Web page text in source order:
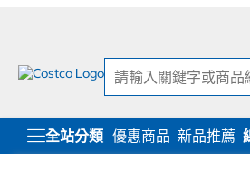
全站分類 優惠商品 新品推薦